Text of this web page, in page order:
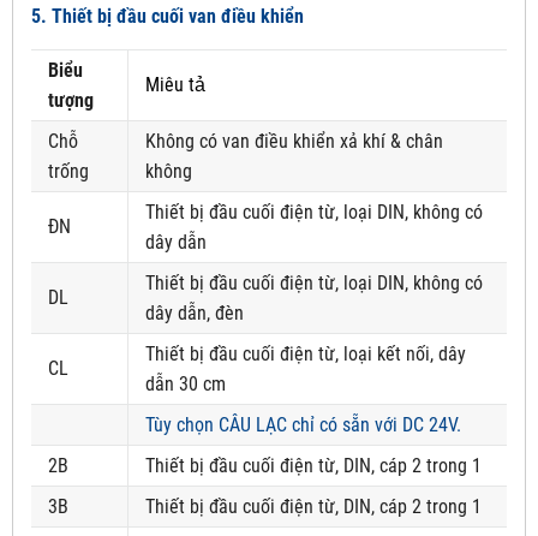
5. Thiết bị đầu cuối van điều khiển
Biểu
tượng
Miêu tả
Chỗ
trống
Không có van điều khiển xả khí & chân
không
ĐN
Thiết bị đầu cuối điện từ, loại DIN, không có
dây dẫn
DL
Thiết bị đầu cuối điện từ, loại DIN, không có
dây dẫn, đèn
CL
Thiết bị đầu cuối điện từ, loại kết nối, dây
dẫn 30 cm
Tùy chọn CÂU LẠC chỉ có sẵn với DC 24V.
2B
Thiết bị đầu cuối điện từ, DIN, cáp 2 trong 1
3B
Thiết bị đầu cuối điện từ, DIN, cáp 2 trong 1